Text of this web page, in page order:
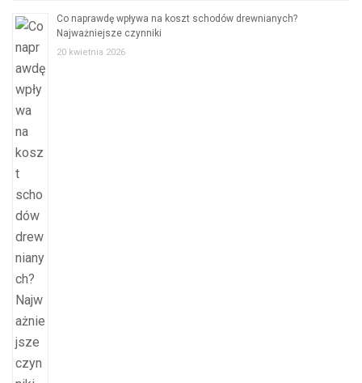
Co naprawdę wpływa na koszt schodów drewnianych?
Najważniejsze czynniki
20 kwietnia 2026